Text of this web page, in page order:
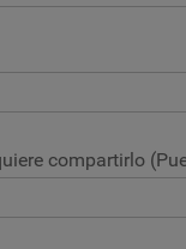
compartirlo